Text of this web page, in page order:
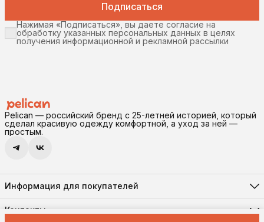
Подписаться
Нажимая «Подписаться», вы даете согласие на
обработку указанных персональных данных в целях
получения информационной и рекламной рассылки
Pelican — российский бренд с 25-летней историей, который
сделал красивую одежду комфортной, а уход за ней —
простым.
Информация для покупателей
Реквизиты
Доставка и оплата
Контакты